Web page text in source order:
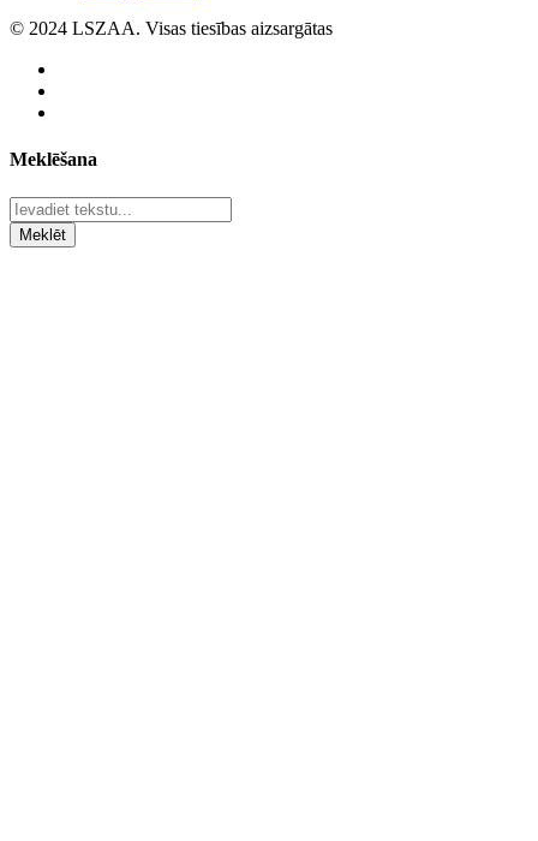
© 2024 LSZAA. Visas tiesības aizsargātas
Meklēšana
Meklēt